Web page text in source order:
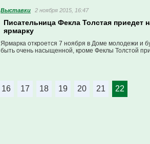
Выставки 2 ноября 2015, 16:47
Писательница Фекла Толстая приедет
ярмарку
Ярмарка откроется 7 ноября в Доме молодежи и
быть очень насыщенной, кроме Феклы Толстой
16 17 18 19 20 21 22